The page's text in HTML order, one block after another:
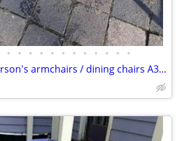
• • • • • • • • • • • •
(2) Upholstered Parson's armchairs / dining chairs A351